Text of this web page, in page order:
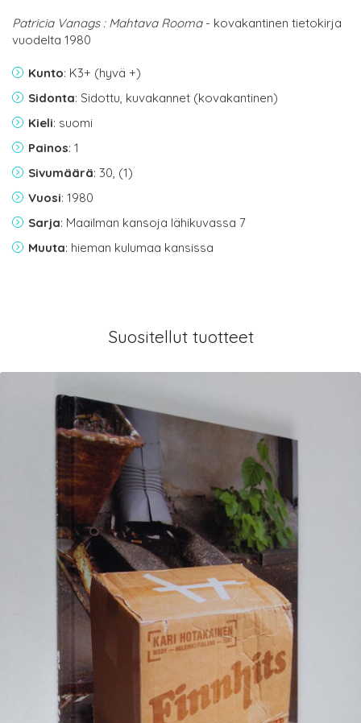
Patricia Vanags : Mahtava Rooma- kovakantinen tietokirja
vuodelta 1980
Kunto: K3+ (hyvä +)
Sidonta: Sidottu, kuvakannet (kovakantinen)
Kieli: suomi
Painos: 1
Sivumäärä: 30, (1)
Vuosi: 1980
Sarja: Maailman kansoja lähikuvassa 7
Muuta: hieman kulumaa kansissa
Suositellut tuotteet